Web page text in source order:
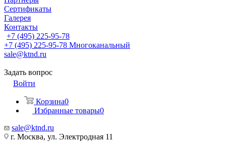
Сертификаты
Галерея
Контакты
+7 (495) 225-95-78
+7 (495) 225-95-78 Многоканальный
sale@ktnd.ru
Задать вопрос
Войти
Корзина0
Избранные товары0
sale@ktnd.ru
г. Москва, ул. Электродная 11